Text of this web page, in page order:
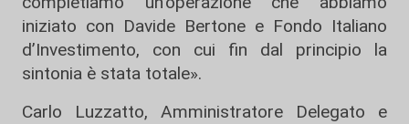
iniziato con Davide Bertone e Fondo Italiano
d’Investimento, con cui fin dal principio la
sintonia è stata totale».
Carlo Luzzatto, Amministratore Delegato e